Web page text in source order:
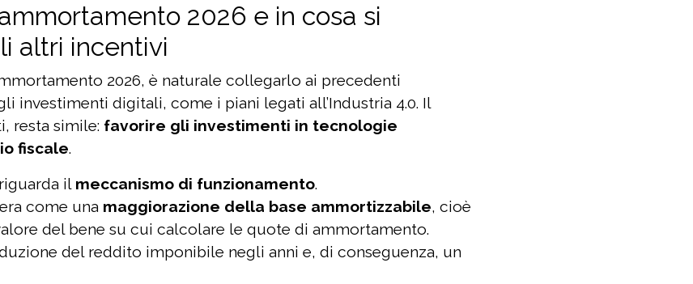
2026 e in cosa si
altri incentivi
2026, è naturale collegarlo ai precedenti
investimenti digitali, come i piani legati all’Industria 4.0. Il
resta simile: favorire gli investimenti in tecnologie
fiscale.
il meccanismo di funzionamento.
come una maggiorazione della base ammortizzabile, cioè
del bene su cui calcolare le quote di ammortamento.
del reddito imponibile negli anni e, di conseguenza, un